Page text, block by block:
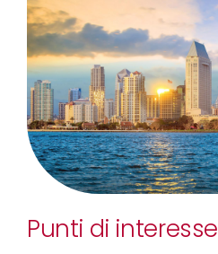
Punti di interesse